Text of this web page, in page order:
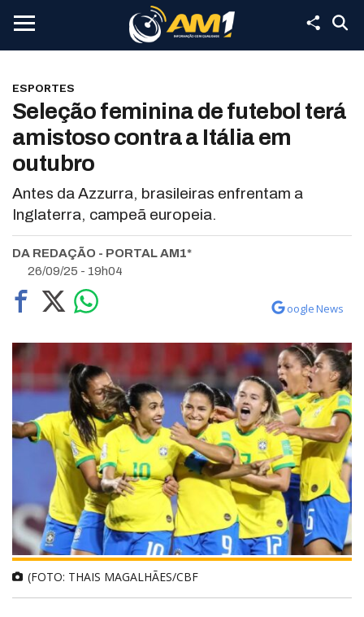
ESPORTES
Seleção feminina de futebol terá
amistoso contra a Itália em
outubro
Antes da Azzurra, brasileiras enfrentam a
Inglaterra, campeã europeia.
DA REDAÇÃO - PORTAL AM1*
26/09/25 - 19h04
oogle News
(FOTO: THAIS MAGALHÃES/CBF